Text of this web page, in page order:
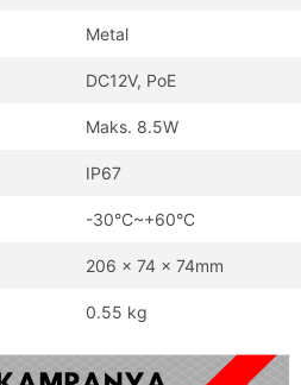
Metal
DC12V, PoE
Maks. 8.5W
IP67
-30°C~+60°C
206 × 74 × 74mm
0.55 kg